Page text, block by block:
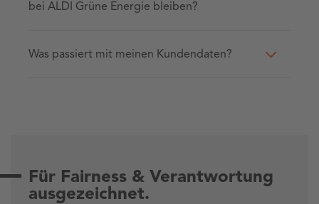
bei ALDI Grüne Energie bleiben?
Was passiert mit meinen Kundendaten?
Für Fairness & Verantwortung
ausgezeichnet.